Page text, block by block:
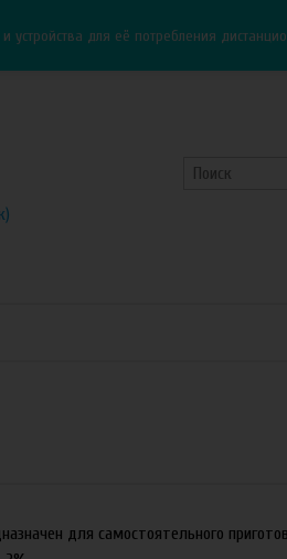
для её потребления
для самостоятельного